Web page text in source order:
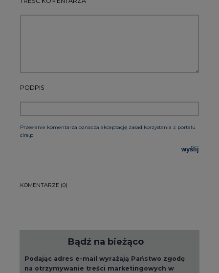
PODPIS
Przesłanie komentarza oznacza akceptację zasad korzystania z portalu
cire.pl
wyślij
KOMENTARZE (0)
Bądź na bieżąco
Podając adres e-mail wyrażają Państwo zgodę
na otrzymywanie treści marketingowych w